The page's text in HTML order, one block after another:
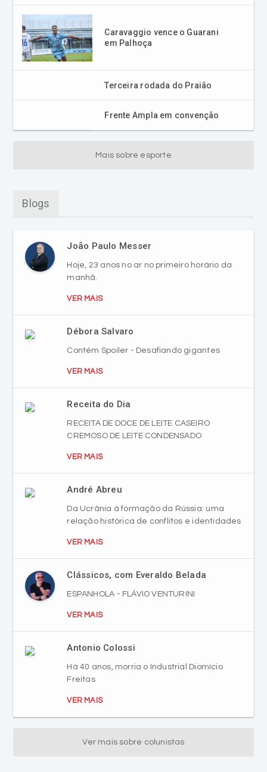
Caravaggio vence o Guarani
em Palhoça
Terceira rodada do Praião
Frente Ampla em convenção
Mais sobre esporte
Blogs
João Paulo Messer
Hoje, 23 anos no ar no primeiro horário da
manhã.
VER MAIS
Débora Salvaro
Contém Spoiler - Desafiando gigantes
VER MAIS
Receita do Dia
RECEITA DE DOCE DE LEITE CASEIRO
CREMOSO DE LEITE CONDENSADO
VER MAIS
André Abreu
Da Ucrânia à formação da Rússia: uma
relação histórica de conflitos e identidades
VER MAIS
Clássicos, com Everaldo Belada
ESPANHOLA - FLÁVIO VENTURINI
VER MAIS
Antonio Colossi
Há 40 anos, morria o Industrial Diomício
Freitas
VER MAIS
Ver mais sobre colunistas